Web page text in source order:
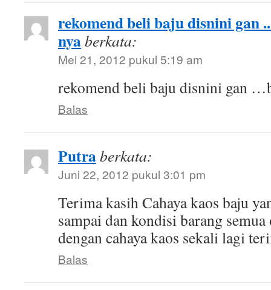
rekomend beli baju disnini gan
nyaberkata:
Mei 21, 2012 pukul 5:19 am
rekomend beli baju disnini gan
Balas
Putraberkata:
Juni 22, 2012 pukul 3:01 pm
Terima kasih Cahaya kaos baju
sampai dan kondisi barang
dengan cahaya kaos sekali lagi
Balas